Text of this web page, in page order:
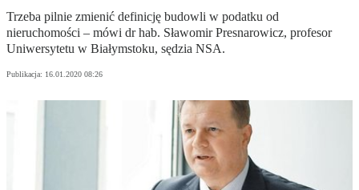
Trzeba pilnie zmienić definicję budowli w podatku od
nieruchomości – mówi dr hab. Sławomir Presnarowicz, profesor
Uniwersytetu w Białymstoku, sędzia NSA.
Publikacja: 16.01.2020 08:26